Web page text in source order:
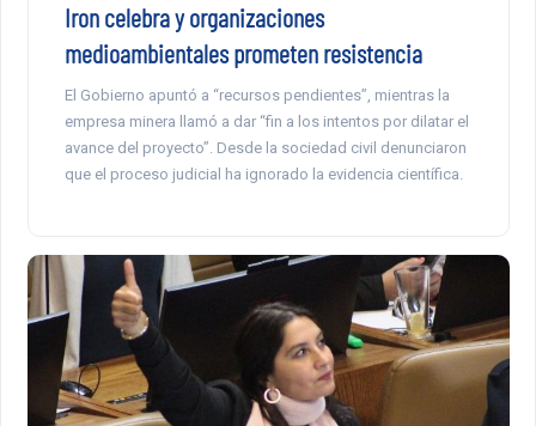
Iron celebra y organizaciones
medioambientales prometen resistencia
El Gobierno apuntó a “recursos pendientes”, mientras la
empresa minera llamó a dar “fin a los intentos por dilatar el
avance del proyecto”. Desde la sociedad civil denunciaron
que el proceso judicial ha ignorado la evidencia científica.